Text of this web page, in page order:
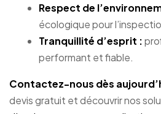
Respect de
écologique pour
Tranquillité d’esprit :
performant et fiable.
Contactez-nous dès
devis gratuit et découvrir nos